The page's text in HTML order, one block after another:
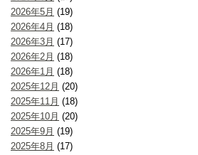
2026年5月 (19)
2026年4月 (18)
2026年3月 (17)
2026年2月 (18)
2026年1月 (18)
2025年12月 (20)
2025年11月 (18)
2025年10月 (20)
2025年9月 (19)
2025年8月 (17)